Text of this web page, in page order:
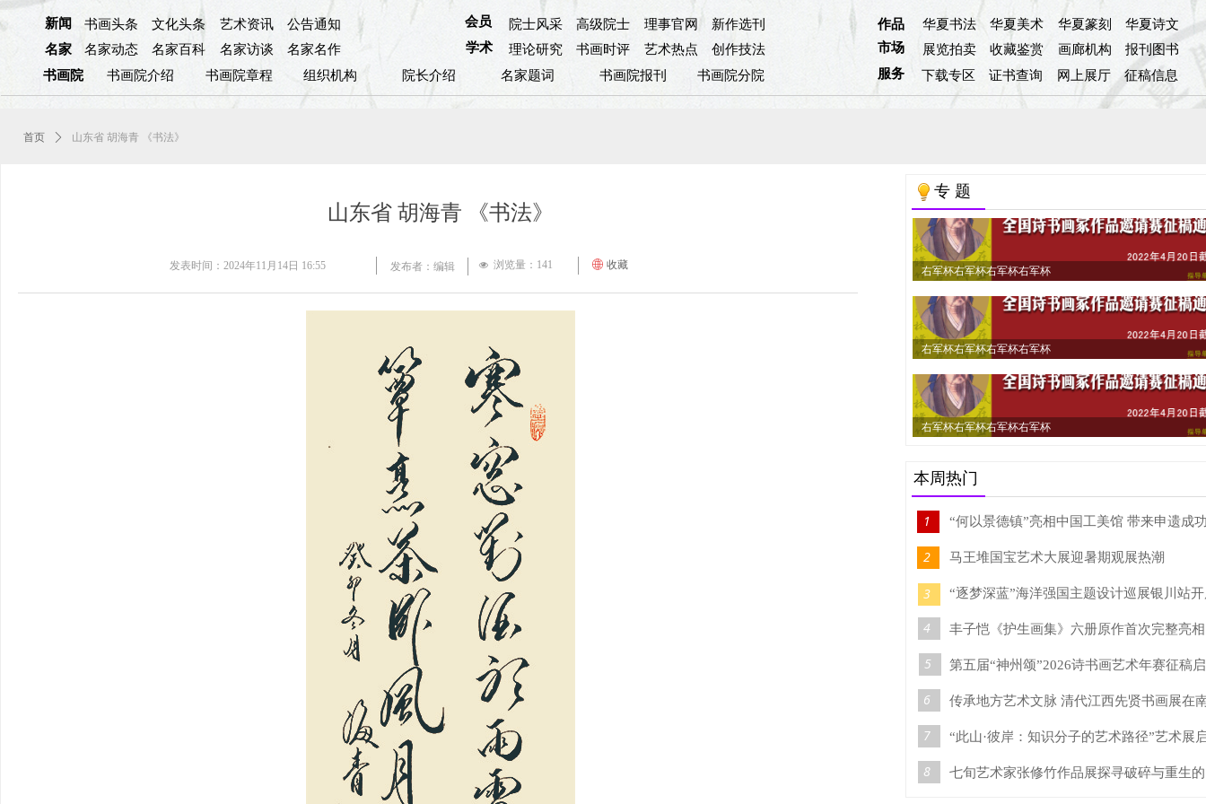
书画头条 文化头条 艺术资讯 公告通知
新闻
名家
名家动态 名家百科 名家访谈
名家名作
书画院
书画院介绍 书画院章程 组织机构 院长介绍 名家题词 书画院报刊 书画院分院
会员
学术
院士风采 高级院士 理事官网
新作选刊
理论研究
书画时评 艺术热点 创作技法
作品
市场
华夏书法 华夏美术 华夏篆刻
华夏诗文
展览拍卖
收藏鉴赏 画廊机构
报刊图书
服务
下载专区 证书查询 网上展厅 征稿信息
山东省 胡海青 《书法》
넶 浏览量： 141
发表时间： 2024年11月14日 16:55 ꄓ 收藏
本周热门
1
马王堆国宝艺术大展迎暑期观展热潮
“逐梦深蓝”海洋强国主题设计巡展银川站
“此山·彼岸：知识分子的艺术路径”艺术展
2
3
4
5
6
7
8
专 题
右军杯右军杯右军杯右军杯
右军杯右军杯右军杯右军杯
右军杯右军杯右军杯右军杯
发布者：编辑
首页 ꄲ 山东省 胡海青 《书法》